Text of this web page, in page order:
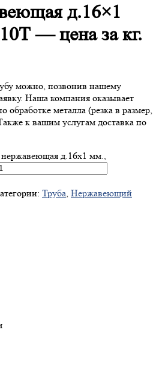
д.16×1
— цена за кг.
можно, позвонив нашему
Наша компания оказывает
обработке металла (резка в размер,
к вашим услугам доставка по
нержавеющая д.16x1 мм.,
Труба, Нержавеющий